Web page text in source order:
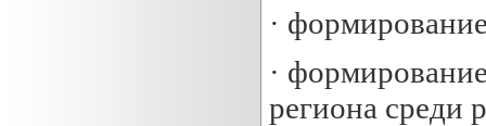
·
·
региона среди